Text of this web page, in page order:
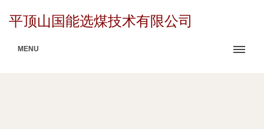
平顶山国能选煤技术有限公司
MENU